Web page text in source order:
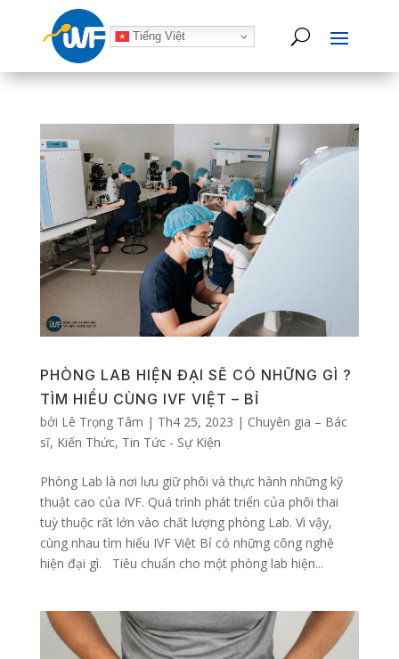
Tiếng Việt
PHÒNG LAB HIỆN ĐẠI SẼ CÓ NHỮNG GÌ ?
TÌM HIỂU CÙNG IVF VIỆT – BỈ
bởi Lê Trọng Tâm | Th4 25, 2023 | Chuyên gia – Bác
sĩ, Kiến Thức, Tin Tức - Sự Kiện
Phòng Lab là nơi lưu giữ phôi và thực hành những kỹ
thuật cao của IVF. Quá trình phát triển của phôi thai
tuỳ thuộc rất lớn vào chất lượng phòng Lab. Vì vậy,
cùng nhau tìm hiểu IVF Việt Bỉ có những công nghệ
hiện đại gì. Tiêu chuẩn cho một phòng lab hiện...